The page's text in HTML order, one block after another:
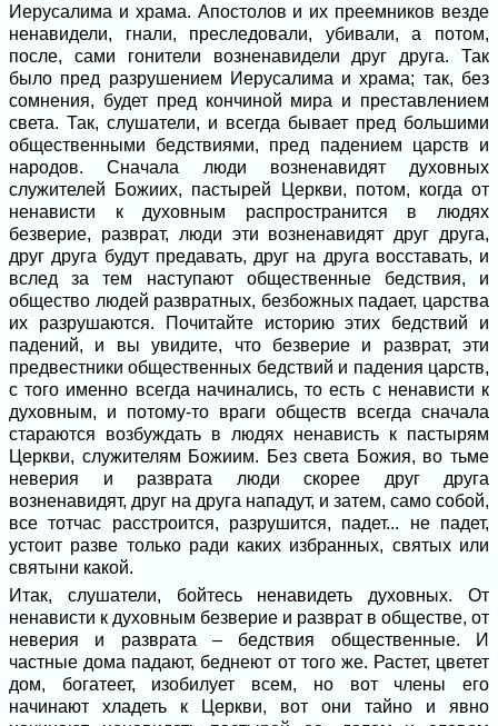
Иерусалима и храма. Апостолов и их преемников везде
ненавидели, гнали, преследовали, убивали, а потом,
после, сами гонители возненавидели друг друга. Так
было пред разрушением Иерусалима и храма; так, без
сомнения, будет пред кончиной мира и преставлением
света. Так, слушатели, и всегда бывает пред большими
общественными бедствиями, пред падением царств и
народов. Сначала люди возненавидят духовных
служителей Божиих, пастырей Церкви, потом, когда от
ненависти к духовным распространится в людях
безверие, разврат, люди эти возненавидят друг друга,
друг друга будут предавать, друг на друга восставать, и
вслед за тем наступают общественные бедствия, и
общество людей развратных, безбожных падает, царства
их разрушаются. Почитайте историю этих бедствий и
падений, и вы увидите, что безверие и разврат, эти
предвестники общественных бедствий и падения царств,
с того именно всегда начинались, то есть с ненависти к
духовным, и потому-то враги обществ всегда сначала
стараются возбуждать в людях ненависть к пастырям
Церкви, служителям Божиим. Без света Божия, во тьме
неверия и разврата люди скорее друг друга
возненавидят, друг на друга нападут, и затем, само собой,
все тотчас расстроится, разрушится, падет... не падет,
устоит разве только ради каких избранных, святых или
святыни какой.
Итак, слушатели, бойтесь ненавидеть духовных. От
ненависти к духовным безверие и разврат в обществе, от
неверия и разврата – бедствия общественные. И
частные дома падают, беднеют от того же. Растет, цветет
дом, богатеет, изобилует всем, но вот члены его
начинают хладеть к Церкви, вот они тайно и явно